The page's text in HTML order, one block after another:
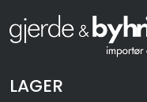
LAGER